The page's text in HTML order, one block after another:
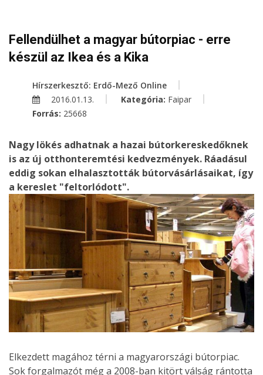
Fellendülhet a magyar bútorpiac - erre
készül az Ikea és a Kika
Hírszerkesztő: Erdő-Mező Online
2016.01.13.
Kategória: Faipar
Forrás: 25668
Nagy lökés adhatnak a hazai bútorkereskedőknek
is az új otthonteremtési kedvezmények. Ráadásul
eddig sokan elhalasztották bútorvásárlásaikat, így
a kereslet "feltorlódott".
Elkezdett magához térni a magyarországi bútorpiac.
Sok forgalmazót még a 2008-ban kitört válság rántotta